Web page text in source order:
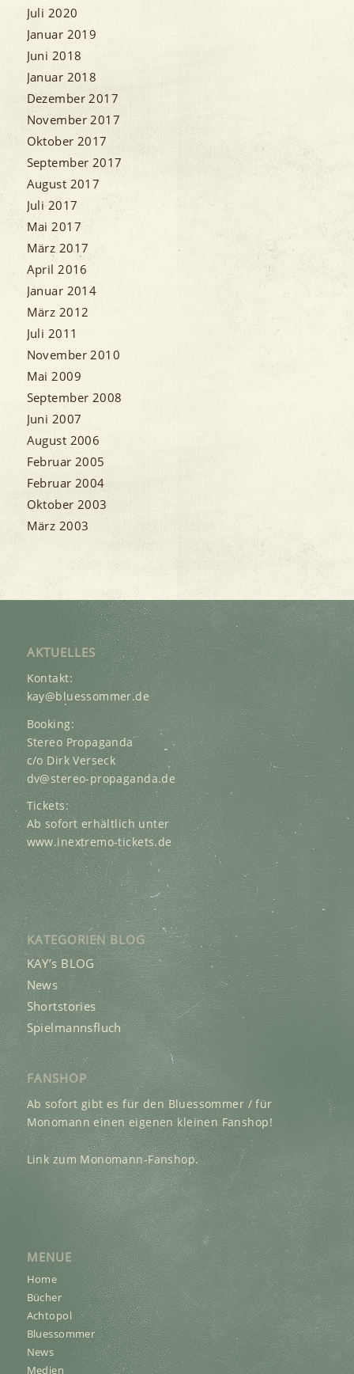
Juli 2020
Januar 2019
Juni 2018
Januar 2018
Dezember 2017
November 2017
Oktober 2017
September 2017
August 2017
Juli 2017
Mai 2017
März 2017
April 2016
Januar 2014
März 2012
Juli 2011
November 2010
Mai 2009
September 2008
Juni 2007
August 2006
Februar 2005
Februar 2004
Oktober 2003
März 2003
AKTUELLES
Kontakt:
kay@bluessommer.de
Booking:
Stereo Propaganda
c/o Dirk Verseck
dv@stereo-propaganda.de
Tickets:
Ab sofort erhältlich unter
www.inextremo-tickets.de
KATEGORIEN BLOG
KAY’s BLOG
News
Shortstories
Spielmannsfluch
FANSHOP
Ab sofort gibt es für den Bluessommer / für
Monomann einen eigenen kleinen Fanshop!
Link zum Monomann-Fanshop.
MENUE
Home
Bücher
Achtopol
Bluessommer
News
Medien